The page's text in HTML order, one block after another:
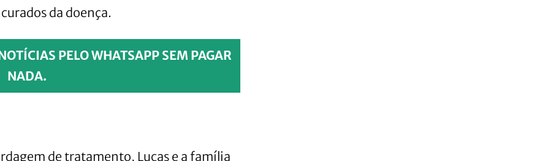
da doença.
PELO WHATSAPP SEM PAGAR
NADA.
de tratamento, Lucas e a família